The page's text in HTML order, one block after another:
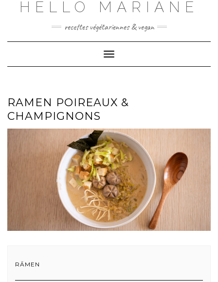
HELLO MARIANE
recettes végétariennes & vegan
Toggle
Navigation
RAMEN POIREAUX &
CHAMPIGNONS
RĀMEN